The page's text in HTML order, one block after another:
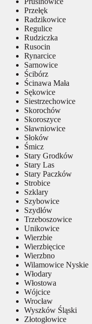
Przełęk
Radzikowice
Regulice
Rudziczka
Rusocin
Rynarcice
Sarnowice
Ścibórz
Ścinawa Mała
Sękowice
Siestrzechowice
Skorochów
Skoroszyce
Sławniowice
Słoków
Śmicz
Stary Grodków
Stary Las
Stary Paczków
Strobice
Szklary
Szybowice
Szydłów
Trzeboszowice
Unikowice
Wierzbie
Wierzbięcice
Wierzbno
Wilamowice Nyskie
Włodary
Włostowa
Wójcice
Wrocław
Wyszków Śląski
Złotogłowice